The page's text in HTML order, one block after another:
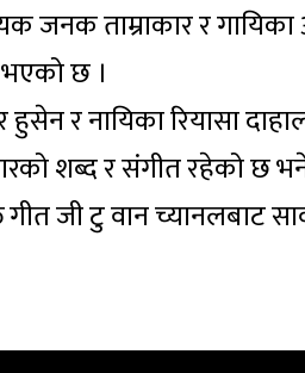
जनक ताम्राकार र गायिका
छ ।
र नायिका रियासा
शब्द र संगीत रहेको
जी टु वान च्यानलबाट